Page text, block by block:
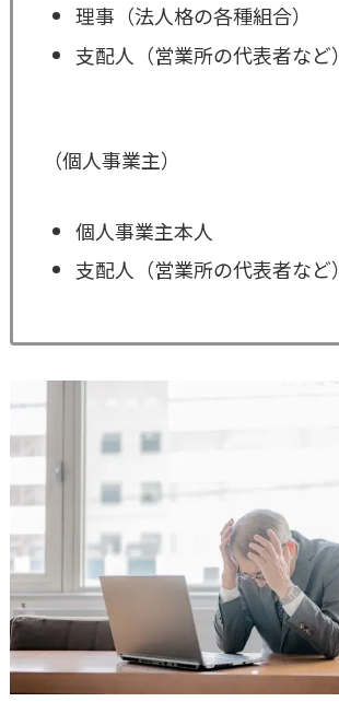
理事（法人格の各種組合）
支配人（営業所の代表者など）
（個人事業主）
個人事業主本人
支配人（営業所の代表者など）